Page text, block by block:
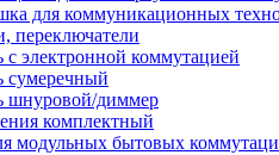
для коммуникационных
переключатели
электронной коммутацией
сумеречный
шнуровой/диммер
комплектный
модульных бытовых